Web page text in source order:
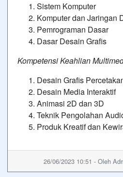
Sistem Komputer
Komputer dan Jaringan
Pemrograman Dasar
Dasar Desain Grafis
Kompetensi Keahlian
Desain Grafis
Desain Media Interaktif
Animasi 2D dan 3D
Teknik Pengolahan
Produk Kreatif dan
26/06/2023 10:51 - Oleh